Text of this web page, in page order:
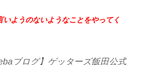
いようのないようなことをやってく
ブログ】ゲッターズ飯田公式